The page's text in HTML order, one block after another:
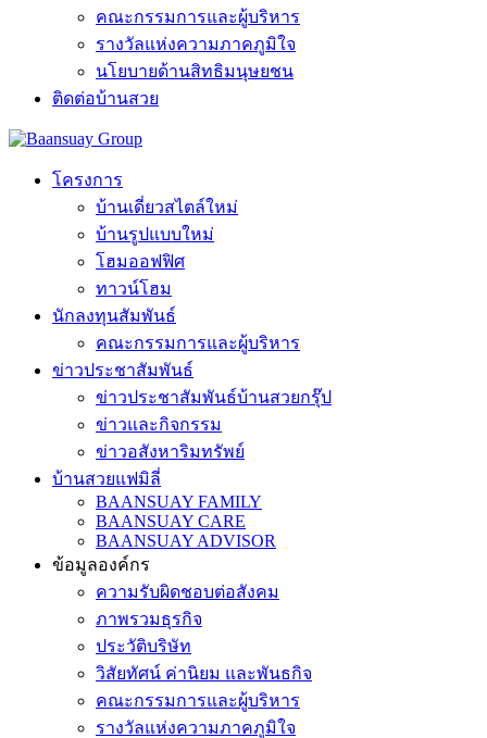
คณะกรรมการและผู้บริหาร
รางวัลแห่งความภาคภูมิใจ
นโยบายด้านสิทธิมนุษยชน
ติดต่อบ้านสวย
โครงการ
บ้านเดี่ยวสไตล์ใหม่
บ้านรูปแบบใหม่
โฮมออฟฟิศ
ทาวน์โฮม
นักลงทุนสัมพันธ์
คณะกรรมการและผู้บริหาร
ข่าวประชาสัมพันธ์
ข่าวประชาสัมพันธ์บ้านสวยกรุ๊ป
ข่าวและกิจกรรม
ข่าวอสังหาริมทรัพย์
บ้านสวยแฟมิลี่
BAANSUAY FAMILY
BAANSUAY CARE
BAANSUAY ADVISOR
ข้อมูลองค์กร
ความรับผิดชอบต่อสังคม
ภาพรวมธุรกิจ
ประวัติบริษัท
วิสัยทัศน์ ค่านิยม และพันธกิจ
คณะกรรมการและผู้บริหาร
รางวัลแห่งความภาคภูมิใจ